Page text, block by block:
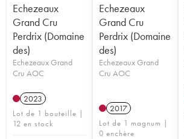
Echezeaux
Grand Cru
Perdrix (Domaine
des)
Echezeaux Grand
Cru AOC
2023
Lot de 1 bouteille |
12 en stock
Echezeaux
Grand Cru
Perdrix (Domaine
des)
Echezeaux Grand
Cru AOC
2017
Lot de 1 magnum |
0 enchère